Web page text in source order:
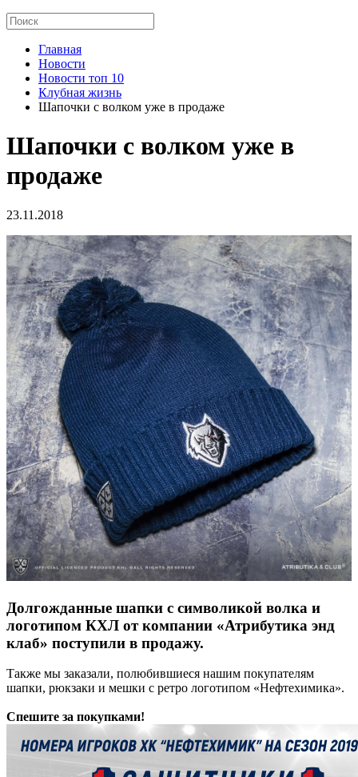
Главная
Новости
Новости топ 10
Клубная жизнь
Шапочки с волком уже в продаже
Шапочки с волком уже в
продаже
23.11.2018
Долгожданные шапки с символикой волка и
логотипом КХЛ от компании «Атрибутика энд
клаб» поступили в продажу.
Также мы заказали, полюбившиеся нашим покупателям
шапки, рюкзаки и мешки с ретро логотипом «Нефтехимика».
Спешите за покупками!